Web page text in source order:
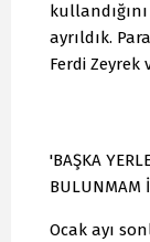
ayrıldık.
Ferdi Zeyrek
'BAŞKA
BULUNMAM
Ocak ayı